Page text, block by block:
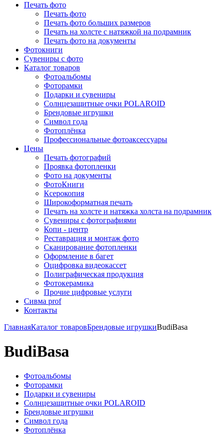
Печать фото
Печать фото
Печать фото больших размеров
Печать на холсте с натяжкой на подрамник
Печать фото на документы
Фотокниги
Сувениры с фото
Каталог товаров
Фотоальбомы
Фоторамки
Подарки и сувениры
Солнцезащитные очки POLAROID
Брендовые игрушки
Символ года
Фотоплёнка
Профессиональные фотоаксессуары
Цены
Печать фотографий
Проявка фотопленки
Фото на документы
ФотоКниги
Ксерокопия
Широкоформатная печать
Печать на холсте и натяжка холста на подрамник
Сувениры с фотографиями
Копи - центр
Реставрация и монтаж фото
Сканирование фотопленки
Оформление в багет
Оцифровка видеокассет
Полиграфическая продукция
Фотокерамика
Прочие цифровые услуги
Сивма prof
Контакты
ГлавнаяКаталог товаровБрендовые игрушкиBudiBasa
BudiBasa
Фотоальбомы
Фоторамки
Подарки и сувениры
Солнцезащитные очки POLAROID
Брендовые игрушки
Символ года
Фотоплёнка